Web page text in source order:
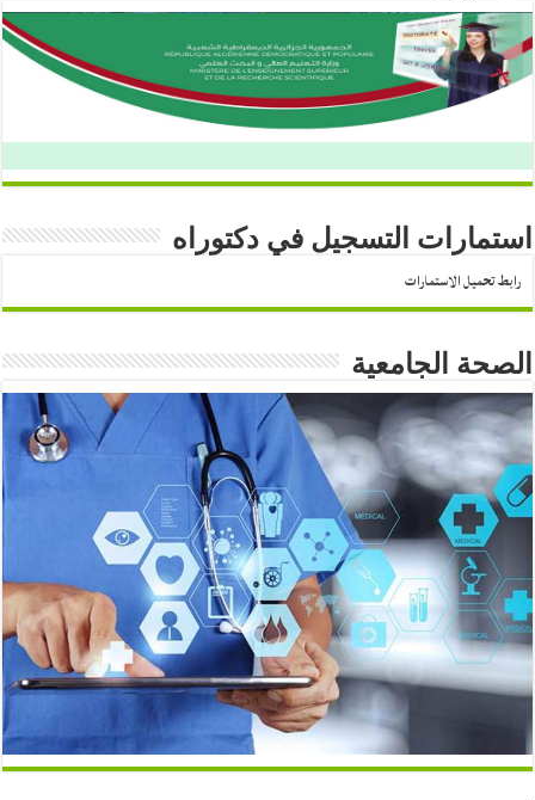
استمارات التسجيل في دكتوراه
رابط تحميل الاستمارات
الصحة الجامعية